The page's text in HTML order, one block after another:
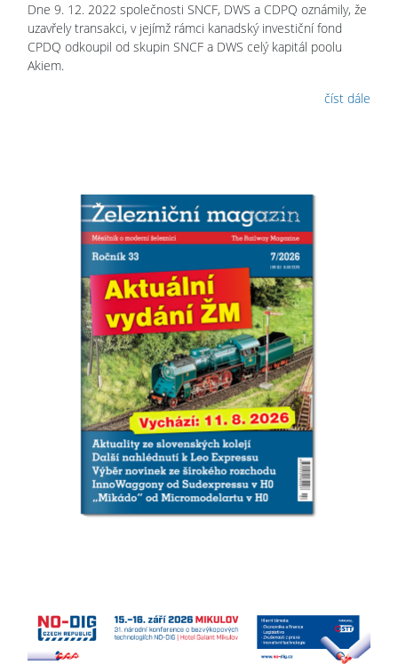
Dne 9. 12. 2022 společnosti SNCF, DWS a CDPQ oznámily, že
uzavřely transakci, v jejímž rámci kanadský investiční fond
CPDQ odkoupil od skupin SNCF a DWS celý kapitál poolu
Akiem.
číst dále